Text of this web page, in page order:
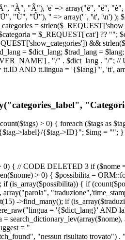
"À", "Â"), 'e' => array("é", "ë",
"Ù", "Û"), '' => array(' ', '\t', '\n') );
=
= $_REQUEST['cat'] ?? "";
&&
= $dict_lang; $trad_lang =
. "/" . $dict_lang . "/"; //
AND tt.lingua = '{$lang}'", 'tt',
> 0) { foreach ($tags as
>label}/{$tag->ID}"; $img = ""; }
0) { // CODE DELETED 3 if ($nome
> 0) { $possibilita =
(is_array($possibilita)) { if
array("parola",
->find_many(); if
= '{$dict_lang}' AND
=
= "
"nessun risultato trovato") .